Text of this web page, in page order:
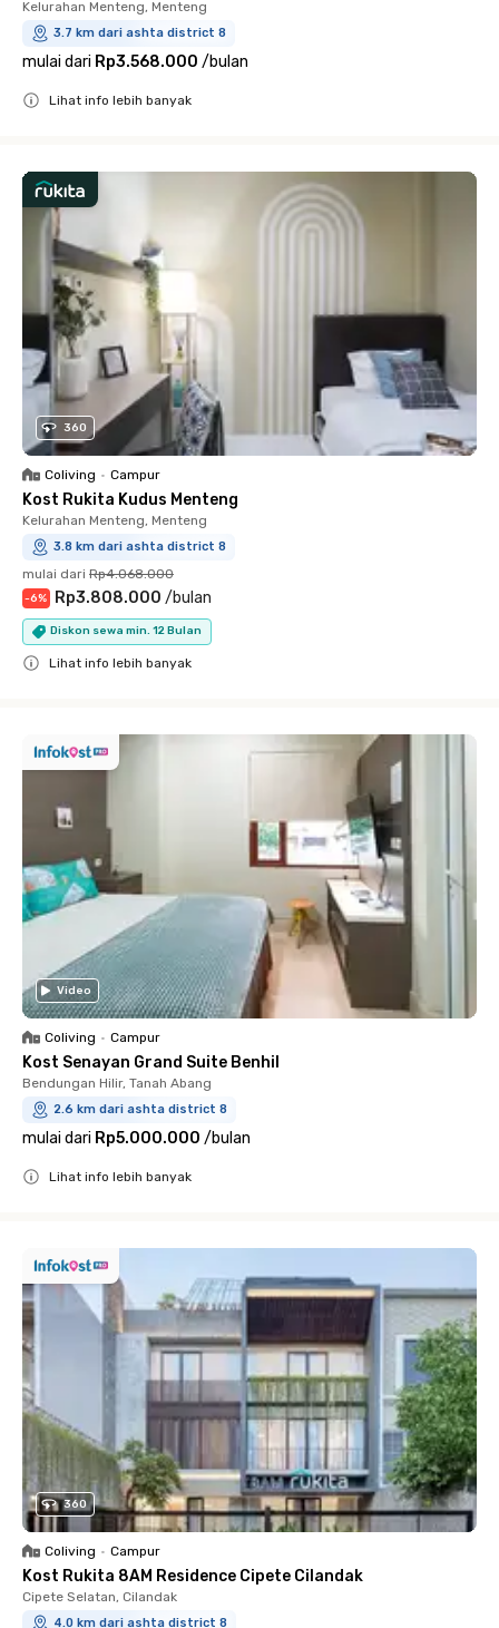
Kelurahan Menteng, Menteng
3.7 km dari ashta district 8
mulai dari Rp3.568.000 /bulan
Lihat info lebih banyak
360
Coliving • Campur
Kost Rukita Kudus Menteng
Kelurahan Menteng, Menteng
3.8 km dari ashta district 8
mulai dari Rp4.068.000
-6% Rp3.808.000 /bulan
Diskon sewa min. 12 Bulan
Lihat info lebih banyak
Video
Coliving • Campur
Kost Senayan Grand Suite Benhil
Bendungan Hilir, Tanah Abang
2.6 km dari ashta district 8
mulai dari Rp5.000.000 /bulan
Lihat info lebih banyak
360
Coliving • Campur
Kost Rukita 8AM Residence Cipete Cilandak
Cipete Selatan, Cilandak
4.0 km dari ashta district 8